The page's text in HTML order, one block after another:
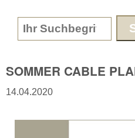
Search form
SOMMER CABLE
14.04.2020